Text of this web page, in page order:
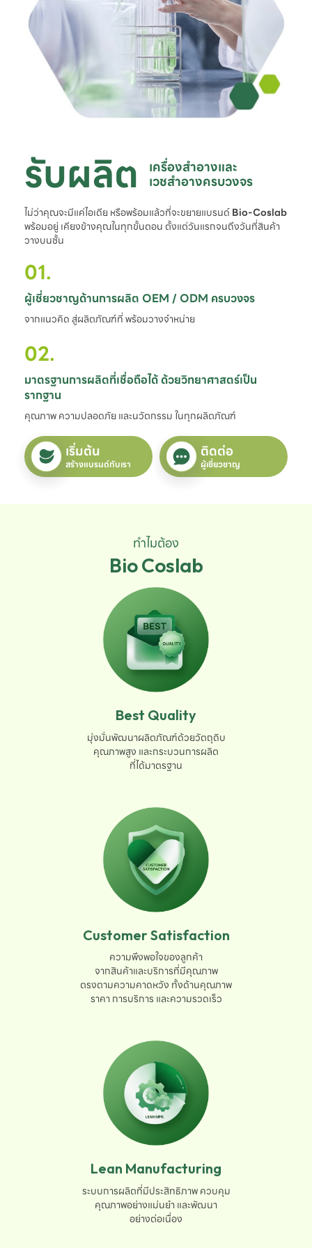
รับผลิต เครื่องสำอางและ
เวชสำอางครบวงจร
ไม่ว่าคุณจะมีแค่ไอเดีย หรือพร้อมแล้วที่จะขยายแบรนด์Bio-Coslab
พร้อมอยู่ เคียงข้างคุณในทุกขั้นตอน ตั้งแต่วันแรกจนถึงวันที่สินค้า
วางบนชั้น
01.
ผู้เชี่ยวชาญด้านการผลิต OEM / ODM ครบวงจร
จากแนวคิด สู่ผลิตภัณฑ์ที่ พร้อมวางจำหน่าย
02.
มาตรฐานการผลิตที่เชื่อถือได้ ด้วยวิทยาศาสตร์เป็น
รากฐาน
คุณภาพ ความปลอดภัย และนวัตกรรม ในทุกผลิตภัณฑ์
เริ่มต้น
สร้างแบรนด์กับเรา
ติดต่อ
ผู้เชี่ยวชาญ
ทำไมต้อง
Bio Coslab
Best Quality
มุ่งมั่นพัฒนาผลิตภัณฑ์ด้วยวัตถุดิบ
คุณภาพสูง และกระบวนการผลิต
ที่ได้มาตรฐาน
Customer Satisfaction
ความพึงพอใจของลูกค้า
จากสินค้าและบริการที่มีคุณภาพ
ตรงตามความคาดหวัง ทั้งด้านคุณภาพ
ราคา การบริการ และความรวดเร็ว
Lean Manufacturing
ระบบการผลิตที่มีประสิทธิภาพ ควบคุม
คุณภาพอย่างแม่นยำ และพัฒนา
อย่างต่อเนื่อง